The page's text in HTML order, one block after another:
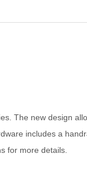
The new design
includes a
for more details.